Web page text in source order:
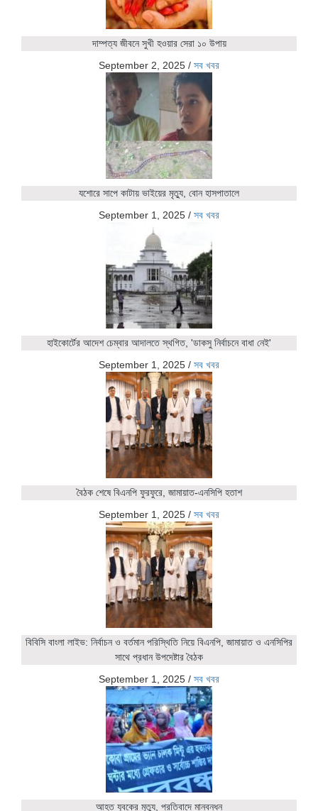
দাম্পত্য জীবনে সুখী হওয়ার সেরা ১০ উপায়
September 2, 2025 / সব খবর
যশোরে সাপে কাটায় ভাইয়ের মৃত্যু, বোন হাসপাতালে
September 1, 2025 / সব খবর
হাইকোর্টের আদেশ চেম্বার আদালতে স্থগিত, 'ডাকসু নির্বাচনে বাধা নেই'
September 1, 2025 / সব খবর
বৈঠক শেষে বিএনপি ফুরফুরে, জামায়াত-এনসিপি হতাশ
September 1, 2025 / সব খবর
বিবিসি বাংলা লাইভ: নির্বাচন ও বর্তমান পরিস্থিতি নিয়ে বিএনপি, জামায়াত ও এনসিপির
সাথে প্রধান উপদেষ্টার বৈঠক
September 1, 2025 / সব খবর
আহত যুবকের মৃত্যু, প্রতিবাদে মানবন্ধন